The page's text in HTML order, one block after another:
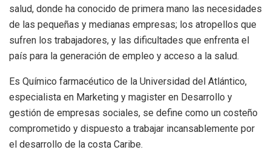
salud, donde ha conocido de primera mano las necesidades
de las pequeñas y medianas empresas; los atropellos que
sufren los trabajadores, y las dificultades que enfrenta el
país para la generación de empleo y acceso a la salud.
Es Químico farmacéutico de la Universidad del Atlántico,
especialista en Marketing y magister en Desarrollo y
gestión de empresas sociales, se define como un costeño
comprometido y dispuesto a trabajar incansablemente por
el desarrollo de la costa Caribe.